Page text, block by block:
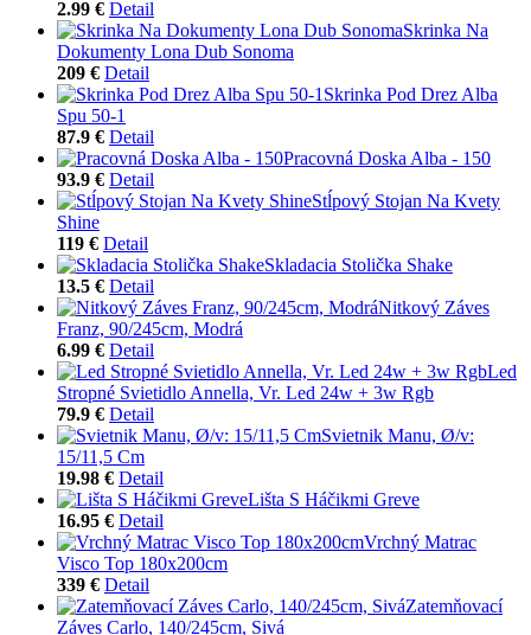
2.99 € Detail
Skrinka Na
Dokumenty Lona Dub Sonoma
209 € Detail
Skrinka Pod Drez Alba
Spu 50-1
87.9 € Detail
Pracovná Doska Alba - 150
93.9 € Detail
Stĺpový Stojan Na Kvety
Shine
119 € Detail
Skladacia Stolička Shake
13.5 € Detail
Nitkový Záves
Franz, 90/245cm, Modrá
6.99 € Detail
Led
Stropné Svietidlo Annella, Vr. Led 24w + 3w Rgb
79.9 € Detail
Svietnik Manu, Ø/v:
15/11,5 Cm
19.98 € Detail
Lišta S Háčikmi Greve
16.95 € Detail
Vrchný Matrac
Visco Top 180x200cm
339 € Detail
Zatemňovací
Záves Carlo, 140/245cm, Sivá